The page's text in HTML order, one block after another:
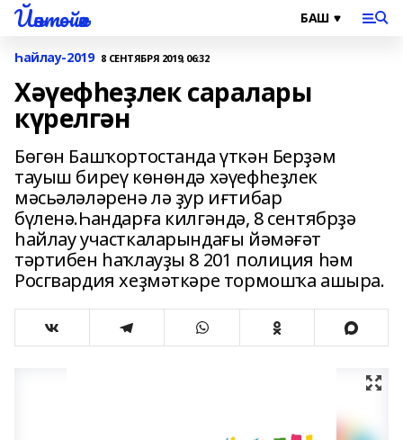
Йәнтөйәк
Һайлау-2019 8 СЕНТЯБРЯ 2019, 06:32
Хәүефһеҙлек саралары
күрелгән
Бөгөн Башҡортостанда үткән Берҙәм
тауыш биреү көнөндә хәүефһеҙлек
мәсьәләләренә лә ҙур иғтибар
бүленә.Һандарға килгәндә, 8 сентябрҙә
һайлау участкаларындағы йәмәғәт
тәртибен һаҡлауҙы 8 201 полиция һәм
Росгвардия хеҙмәткәре тормошҡа ашыра.